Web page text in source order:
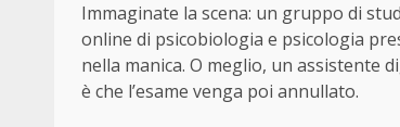
Immaginate la scena: un gruppo di
online di psicobiologia e psicologia
nella manica. O meglio, un assistente
è che l’esame venga poi annullato.